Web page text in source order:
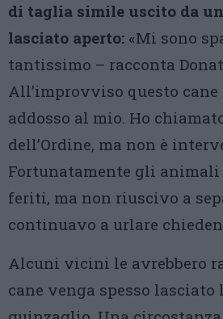
di taglia simile uscito da
lasciato aperto: «Mi sono
tantissimo – racconta
All’improvviso questo
addosso al mio. Ho
dell’Ordine, ma non è
Fortunatamente gli animali
feriti, ma non riuscivo a
continuavo a urlare
Alcuni vicini le avrebbero
cane venga spesso lasciato